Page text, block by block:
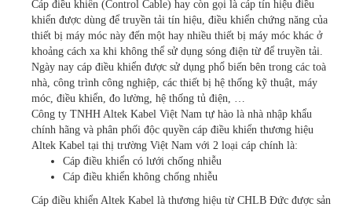
Cáp điều khiển (Control Cable) hay còn gọi là cáp tín hiệu điều
khiển được dùng để truyền tải tín hiệu, điều khiển chứng năng của
thiết bị máy móc này đến một hay nhiều thiết bị máy móc khác ở
khoảng cách xa khi không thể sử dụng sóng điện từ để truyền tải.
Ngày nay cáp điều khiển được sử dụng phổ biến bên trong các toà
nhà, công trình công nghiệp, các thiết bị hệ thống kỹ thuật, máy
móc, điều khiển, đo lường, hệ thống tủ điện, …
Công ty TNHH Altek Kabel Việt Nam tự hào là nhà nhập khẩu
chính hãng và phân phối độc quyền cáp điều khiển thương hiệu
Altek Kabel tại thị trường Việt Nam với 2 loại cáp chính là:
Cáp điều khiển có lưới chống nhiễu
Cáp điều khiển không chống nhiễu
Cáp điều khiển Altek Kabel là thương hiệu từ CHLB Đức được sản